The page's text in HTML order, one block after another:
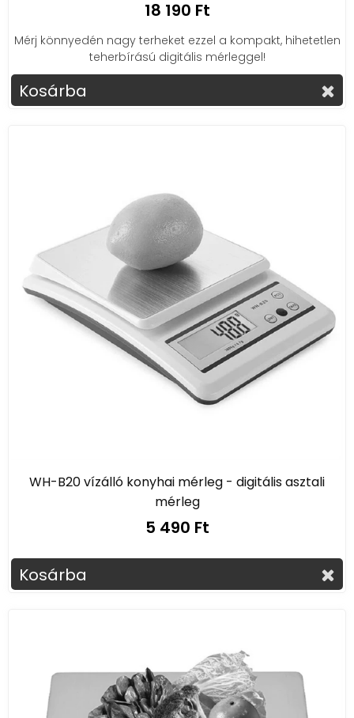
18 190 Ft
Mérj könnyedén nagy terheket ezzel a kompakt, hihetetlen
teherbírású digitális mérleggel!
Kosárba
WH-B20 vízálló konyhai mérleg - digitális asztali
mérleg
5 490 Ft
Kosárba